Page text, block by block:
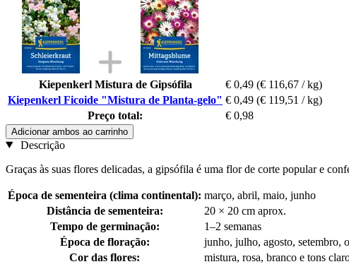
Kiepenkerl Mistura de Gipsófila € 0,49 (€ 116,67 / kg)
Kiepenkerl Ficoide "Mistura de Planta-gelo" € 0,49 (€ 119,51 / kg)
Preço total:
€ 0,98
Adicionar ambos ao carrinho
Descrição
Graças às suas flores delicadas, a gipsófila é uma flor de corte popular e
Época de sementeira (clima continental): março, abril, maio, junho
Distância de sementeira:
20 × 20 cm aprox.
Tempo de germinação:
1–2 semanas
Época de floração:
junho, julho, agosto, setembro,
Cor das flores:
mistura, rosa, branco e tons